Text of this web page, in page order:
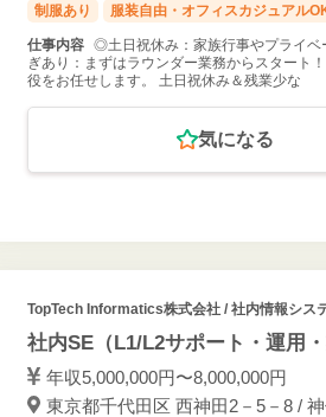
制服あり
服装自由・オフィスカジュアル
仕事内容
◎土日祝休み：家族行事やプライ
ぎあり：まずはラウンダー業務からスタート
役をお任せします。 土日祝休み＆残業少な
気になる
TopTech Informatics株式会社/ 社内情報シス
社内SE（L1/L2サポート・運用
年収5,000,000円〜8,000,000円
東京都千代田区 西神田2－5－8 /